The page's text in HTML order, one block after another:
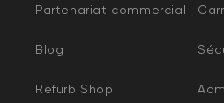
Partenariat commercial
Blog
Refurb Shop